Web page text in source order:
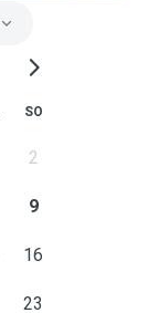
SO
2
9
16
23